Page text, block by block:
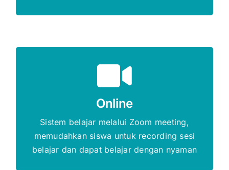
Online
Sistem belajar melalui Zoom meeting,
memudahkan siswa untuk recording sesi
belajar dan dapat belajar dengan nyaman
DAFTAR SEKARANG